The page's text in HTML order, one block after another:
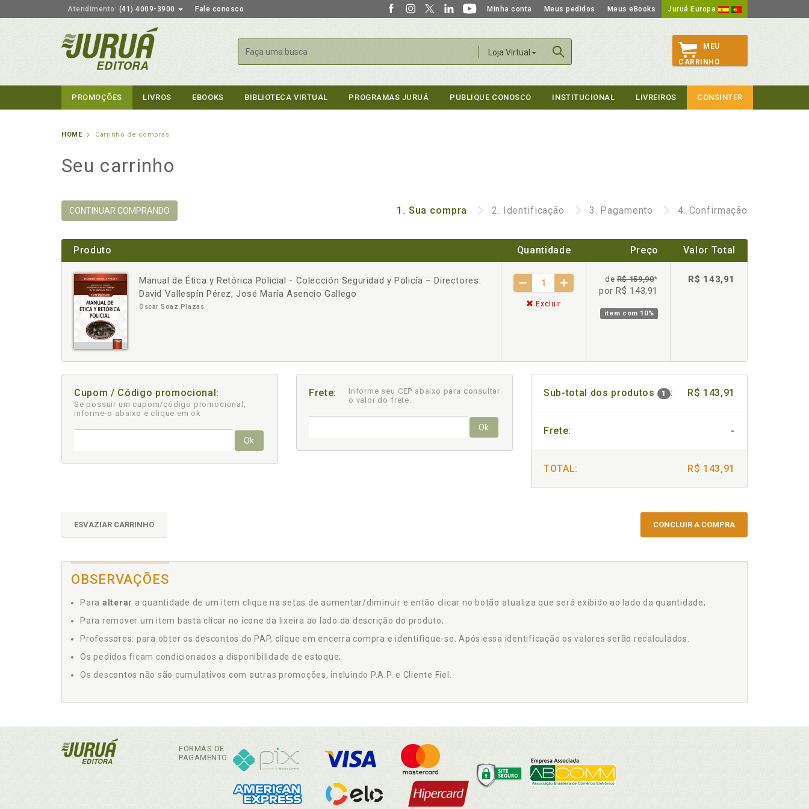
Atendimento: (41) 4009-3900 Fale conosco Minha conta Meus pedidos Meus eBooks Juruá Europa
Loja Virtual
Buscar
MEU
CARRINHO
PROMOÇÕES LIVROS EBOOKS BIBLIOTECA VIRTUAL PROGRAMAS JURUÁ PUBLIQUE CONOSCO INSTITUCIONAL LIVREIROS CONSINTER
HOME Carrinho de compras
Seu carrinho
CONTINUAR COMPRANDO 1. Sua compra 2. Identificação 3. Pagamento 4. Confirmação
Produto Quantidade Preço Valor Total
Manual de Ética y Retórica Policial - Colección Seguridad y Policía – Directores:
David Vallespín Pérez, José María Asencio Gallego
Óscar Soaz Plazas
- +
Excluir
deR$ 159,90*
por R$ 143,91
item com 10%
R$ 143,91
Cupom / Código promocional:
Se possuir um cupom/código promocional,
informe-o abaixo e clique em ok
Ok
Frete:
Informe seu CEP abaixo para consultar
o valor do frete.
Ok
Sub-total dos produtos 1 : R$ 143,91
Frete: -
TOTAL: R$ 143,91
ESVAZIAR CARRINHO CONCLUIR A COMPRA
OBSERVAÇÕES
Para alterar a quantidade de um item clique na setas de aumentar/diminuir e então clicar no botão atualiza que será exibido ao lado da quantidade;
Para remover um item basta clicar no ícone da lixeira ao lado da descrição do produto;
Professores: para obter os descontos do PAP, clique em encerra compra e identifique-se. Após essa identificação os valores serão recalculados.
Os pedidos ficam condicionados a disponibilidade de estoque;
Os descontos não são cumulativos com outras promoções, incluindo P.A.P. e Cliente Fiel.
FORMAS DE
PAGAMENTO